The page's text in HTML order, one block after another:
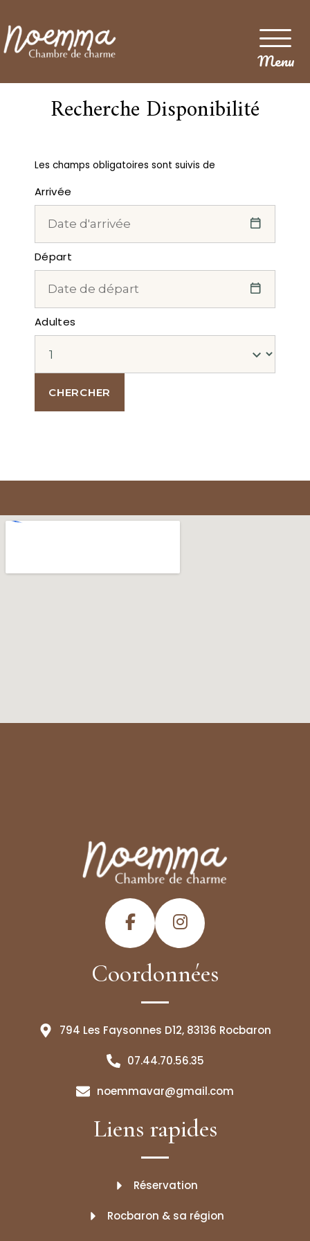
Menu
Recherche Disponibilité
Les champs obligatoires sont suivis de
Arrivée
Départ
Adultes
Coordonnées
794 Les Faysonnes D12, 83136 Rocbaron
07.44.70.56.35
noemmavar@gmail.com
Liens rapides
Réservation
Rocbaron & sa région